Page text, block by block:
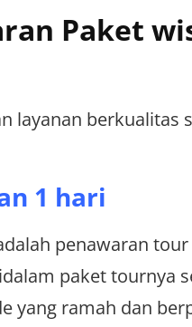
Paket
layanan berkualitas
1 hari
penawaran
paket tournya
yang ramah dan